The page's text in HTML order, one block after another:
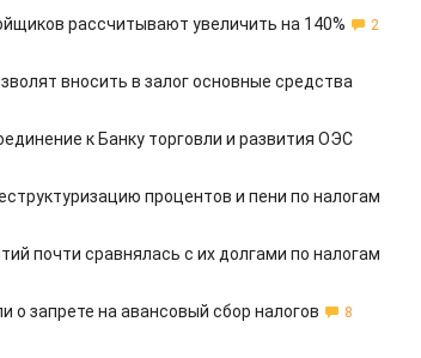
рассчитывают увеличить на 140% 2
вносить в залог основные средства
к Банку торговли и развития ОЭС
процентов и пени по налогам
почти сравнялась с их долгами по налогам
о запрете на авансовый сбор налогов 8